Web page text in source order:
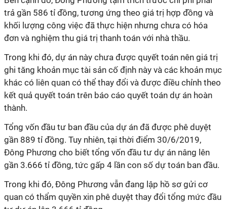
trả gần 586 tỉ đồng, tương ứng theo giá trị hợp đồng và
khối lượng công việc đã thực hiện nhưng chưa có hóa
đơn và nghiệm thu giá trị thanh toán với nhà thầu.
Trong khi đó, dự án này chưa được quyết toán nên giá trị
ghi tăng khoản mục tài sản cố định này và các khoản mục
khác có liên quan có thể thay đổi và được điều chỉnh theo
kết quả quyết toán trên báo cáo quyết toán dự án hoàn
thành.
Tổng vốn đầu tư ban đầu của dự án đã được phê duyệt
gần 889 tỉ đồng. Tuy nhiên, tại thời điểm 30/6/2019,
Đông Phương cho biết tổng vốn đầu tư dự án nâng lên
gần 3.666 tỉ đồng, tức gấp 4 lần con số dự toán ban đầu.
Trong khi đó, Đông Phương vẫn đang lập hồ sơ gửi cơ
quan có thẩm quyền xin phê duyệt thay đổi tổng mức đầu